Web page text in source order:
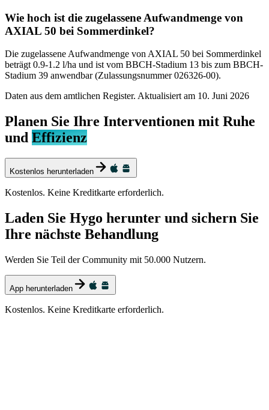
Wie hoch ist die zugelassene Aufwandmenge von
AXIAL 50 bei Sommerdinkel?
Die zugelassene Aufwandmenge von AXIAL 50 bei Sommerdinkel
beträgt 0.9-1.2 l/ha und ist vom BBCH-Stadium 13 bis zum BBCH-
Stadium 39 anwendbar (Zulassungsnummer 026326-00).
Daten aus dem amtlichen Register. Aktualisiert am 10. Juni 2026
Planen Sie Ihre Interventionen mit Ruhe
und Effizienz
Kostenlos herunterladen
Kostenlos. Keine Kreditkarte erforderlich.
Laden Sie Hygo herunter und sichern Sie
Ihre nächste Behandlung
Werden Sie Teil der Community mit 50.000 Nutzern.
App herunterladen
Kostenlos. Keine Kreditkarte erforderlich.